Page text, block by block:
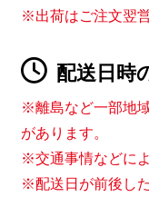
※出荷はご注文翌
配送日時
※離島など一部地
があります。
※交通事情などに
※配送日が前後し